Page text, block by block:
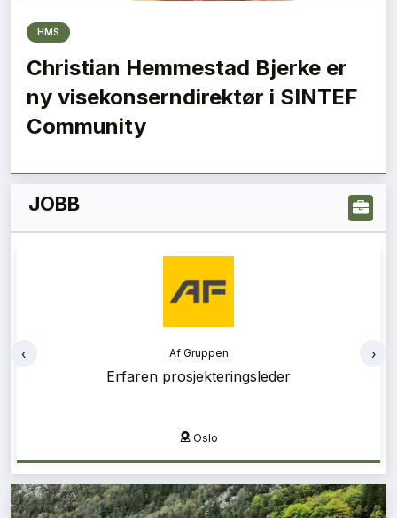
HMS
Christian Hemmestad Bjerke er
ny visekonserndirektør i SINTEF
Community
JOBB
Af Gruppen
Erfaren prosjekteringsleder
Oslo
‹ ›